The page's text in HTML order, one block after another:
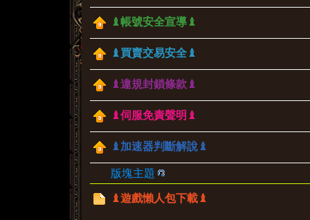
♝帳號安全宣導♝
♝買賣交易安全♝
♝違規封鎖條款♝
♝伺服免責聲明♝
♝加速器判斷解說♝
版塊主題
♝遊戲懶人包下載♝